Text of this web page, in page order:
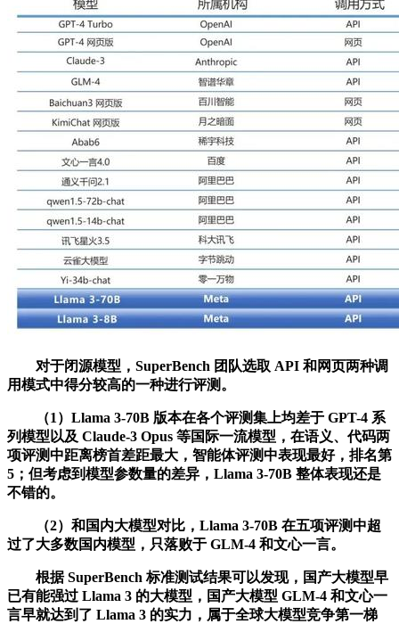
对于闭源模型，SuperBench 团队选取 API 和网页两种调
用模式中得分较高的一种进行评测。
（1）Llama 3-70B 版本在各个评测集上均差于 GPT-4 系
列模型以及 Claude-3 Opus 等国际一流模型，在语义、代码两
项评测中距离榜首差距最大，智能体评测中表现最好，排名第
5；但考虑到模型参数量的差异，Llama 3-70B 整体表现还是
不错的。
（2）和国内大模型对比，Llama 3-70B 在五项评测中超
过了大多数国内模型，只落败于 GLM-4 和文心一言。
根据 SuperBench 标准测试结果可以发现，国产大模型早
已有能强过 Llama 3 的大模型，国产大模型 GLM-4 和文心一
言早就达到了 Llama 3 的实力，属于全球大模型竞争第一梯